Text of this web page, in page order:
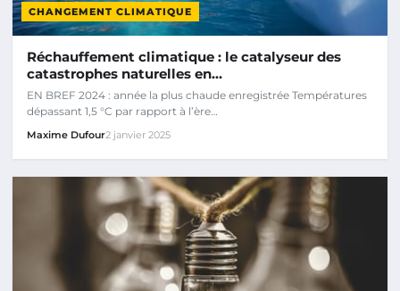
CHANGEMENT CLIMATIQUE
Réchauffement climatique : le catalyseur des
catastrophes naturelles en…
EN BREF 2024 : année la plus chaude enregistrée Températures
dépassant 1,5 °C par rapport à l’ère…
Maxime Dufour2 janvier 2025